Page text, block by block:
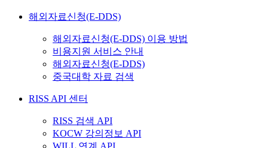
해외자료신청(E-DDS)
해외자료신청(E-DDS) 이용 방법
비용지원 서비스 안내
해외자료신청(E-DDS)
중국대학 자료 검색
RISS API 센터
RISS 검색 API
KOCW 강의정보 API
WILL 연계 API